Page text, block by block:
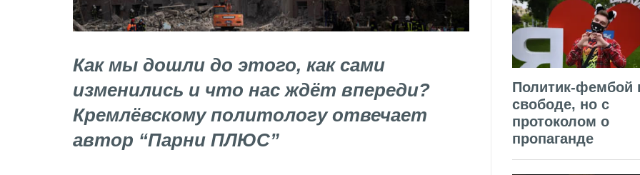
Как мы дошли до этого, как сами
изменились и что нас ждёт впереди?
Кремлёвскому политологу отвечает
автор “Парни ПЛЮС”
Политик-фембой
свободе, но с
протоколом о
пропаганде